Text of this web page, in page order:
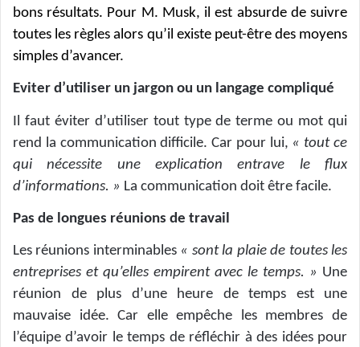
bons résultats. Pour M. Musk, il est absurde de suivre
toutes les règles alors qu’il existe peut-être des moyens
simples d’avancer.
Eviter d’utiliser un jargon ou un langage compliqué
Il faut éviter d’utiliser tout type de terme ou mot qui
rend la communication difficile. Car pour lui, « tout ce
qui nécessite une explication entrave le flux
d’informations. » La communication doit être facile.
Pas de longues réunions de travail
Les réunions interminables « sont la plaie de toutes les
entreprises et qu’elles empirent avec le temps. » Une
réunion de plus d’une heure de temps est une
mauvaise idée. Car elle empêche les membres de
l’équipe d’avoir le temps de réfléchir à des idées pour